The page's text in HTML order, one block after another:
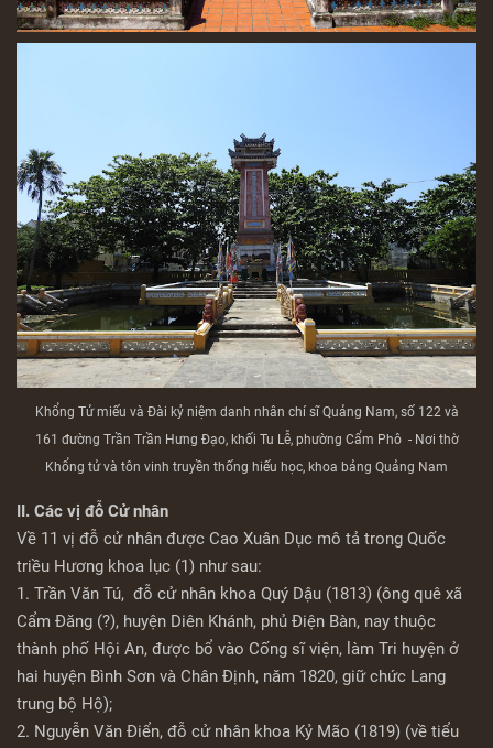
Khổng Tử miếu và Đài kỷ niệm danh nhân chí sĩ Quảng Nam, số 122 và
161 đường Trần Trần Hưng Đạo, khối Tu Lễ, phường Cẩm Phô - Nơi thờ
Khổng tử và tôn vinh truyền thống hiếu học, khoa bảng Quảng Nam
II. Các vị đỗ Cử nhân
Về 11 vị đỗ cử nhân được Cao Xuân Dục mô tả trong Quốc
triều Hương khoa lục (1) như sau:
1. Trần Văn Tú, đỗ cử nhân khoa Quý Dậu (1813) (ông quê xã
Cẩm Đăng (?), huyện Diên Khánh, phủ Điện Bàn, nay thuộc
thành phố Hội An, được bổ vào Cống sĩ viện, làm Tri huyện ở
hai huyện Bình Sơn và Chân Định, năm 1820, giữ chức Lang
trung bộ Hộ);
2. Nguyễn Văn Điển, đỗ cử nhân khoa Kỷ Mão (1819) (về tiểu